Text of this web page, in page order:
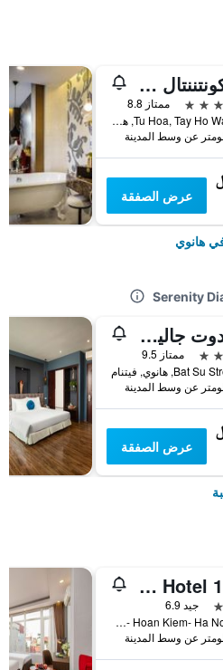
إنتركونتننتال هانوي يستليك
ممتاز 8.8
05 Tu Hoa, Tay Ho Ward, هانوي, فيتنام
عرض الصفقة
هانوي
بيريدوت جاليري كلاسيك هوتل
ممتاز 9.5
عرض الصفقة
Old Quarter Hotel 1961
جيد 6.9
6/22 Hang Voi Street- Ly Thai To- Hoan Kiem- Ha Noi, هانوي, فيتنام